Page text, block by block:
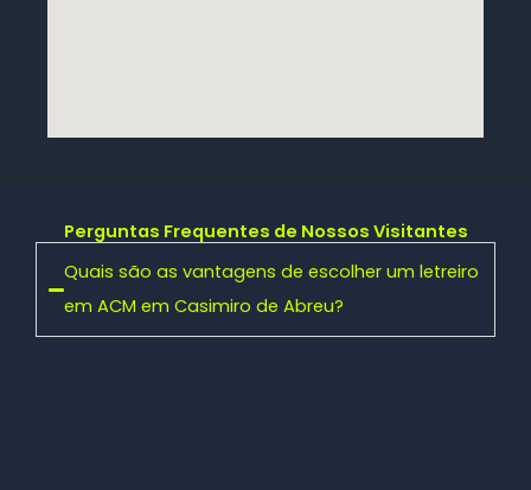
Perguntas Frequentes de Nossos Visitantes
Quais são as vantagens de escolher um letreiro
em ACM em Casimiro de Abreu?